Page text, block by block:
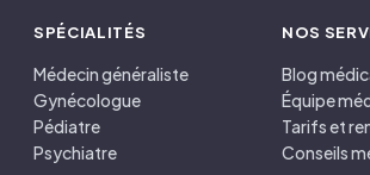
SPÉCIALITÉS
Médecin généraliste
Gynécologue
Pédiatre
Psychiatre
NOS
Blog
Équipe
Tarifs et
Conseils